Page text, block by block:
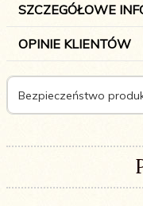
SZCZEGÓŁOWE
OPINIE KLIENTÓW
Bezpieczeństwo